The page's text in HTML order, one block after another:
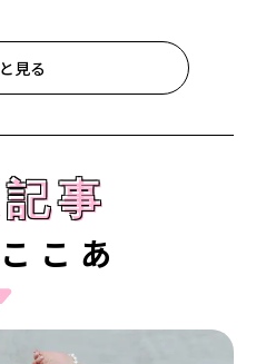
見る
事
事
こあ